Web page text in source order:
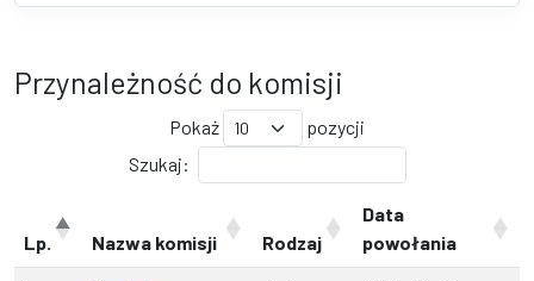
Przynależność do komisji
Pokaż
pozycji
Szukaj:
Lp. Nazwa komisji Rodzaj
Data
powołania